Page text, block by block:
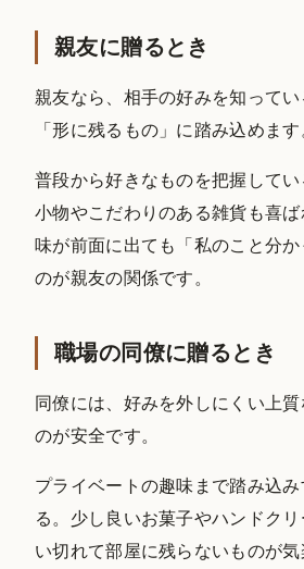
親友に贈るとき
親友なら、相手の好みを知って
「形に残るもの」に踏み込めます
普段から好きなものを把握して
小物やこだわりのある雑貨も喜
味が前面に出ても「私のこと分
のが親友の関係です。
職場の同僚に贈るとき
同僚には、好みを外しにくい上
のが安全です。
プライベートの趣味まで踏み込
る。少し良いお菓子やハンドク
い切れて部屋に残らないものが